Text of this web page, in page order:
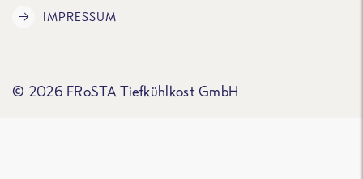
IMPRESSUM
© 2026 FRoSTA Tiefkühlkost GmbH